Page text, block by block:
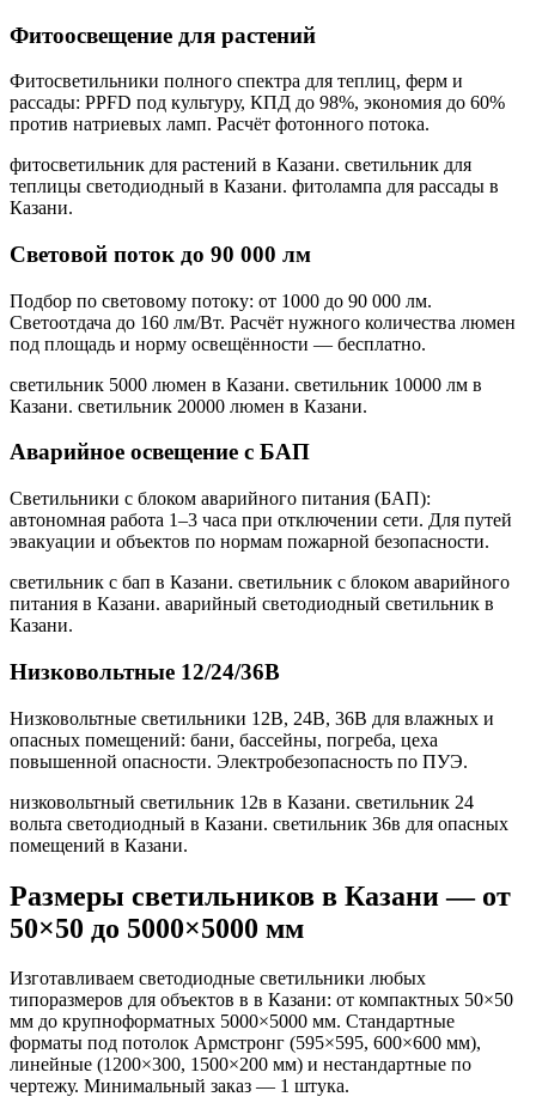
Фитоосвещение для растений
Фитосветильники полного спектра для теплиц, ферм и
рассады: PPFD под культуру, КПД до 98%, экономия до 60%
против натриевых ламп. Расчёт фотонного потока.
фитосветильник для растений в Казани. светильник для
теплицы светодиодный в Казани. фитолампа для рассады в
Казани.
Световой поток до 90 000 лм
Подбор по световому потоку: от 1000 до 90 000 лм.
Светоотдача до 160 лм/Вт. Расчёт нужного количества люмен
под площадь и норму освещённости — бесплатно.
светильник 5000 люмен в Казани. светильник 10000 лм в
Казани. светильник 20000 люмен в Казани.
Аварийное освещение с БАП
Светильники с блоком аварийного питания (БАП):
автономная работа 1–3 часа при отключении сети. Для путей
эвакуации и объектов по нормам пожарной безопасности.
светильник с бап в Казани. светильник с блоком аварийного
питания в Казани. аварийный светодиодный светильник в
Казани.
Низковольтные 12/24/36В
Низковольтные светильники 12В, 24В, 36В для влажных и
опасных помещений: бани, бассейны, погреба, цеха
повышенной опасности. Электробезопасность по ПУЭ.
низковольтный светильник 12в в Казани. светильник 24
вольта светодиодный в Казани. светильник 36в для опасных
помещений в Казани.
Размеры светильников в Казани— от
50×50 до 5000×5000 мм
Изготавливаем светодиодные светильники любых
типоразмеров для объектов в в Казани: от компактных 50×50
мм до крупноформатных 5000×5000 мм. Стандартные
форматы под потолок Армстронг (595×595, 600×600 мм),
линейные (1200×300, 1500×200 мм) и нестандартные по
чертежу. Минимальный заказ — 1 штука.